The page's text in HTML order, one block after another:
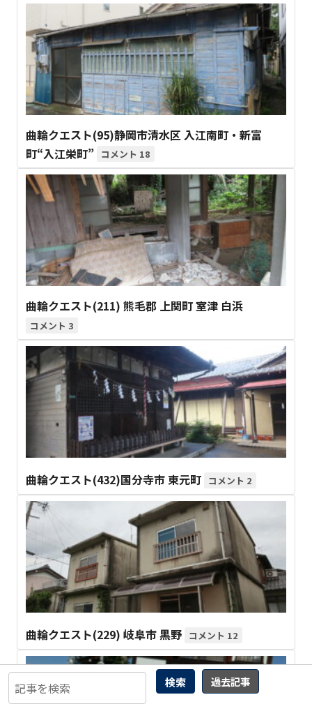
検索 過去記事
曲輪クエスト(95)静岡市清水区 入江南町・新富
町“入江栄町”
18
曲輪クエスト(211) 熊毛郡 上関町 室津 白浜
3
曲輪クエスト(432)国分寺市 東元町 2
曲輪クエスト(229) 岐阜市 黒野 12